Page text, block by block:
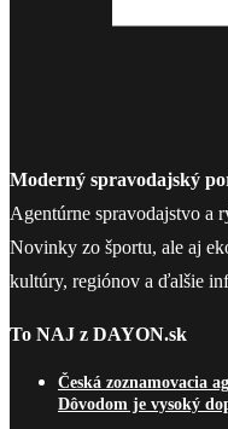
Moderný spravodajský
Agentúrne spravodajstvo a
Novinky zo športu, ale aj
kultúry, regiónov a ďalšie
To NAJ z DAYON.sk
Česká zoznamovacia
Dôvodom je vysoký